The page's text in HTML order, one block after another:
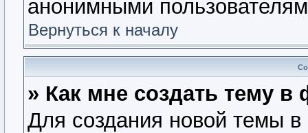
анонимными
Вернуться к началу
» Как мне создать тему в
Для создания новой темы